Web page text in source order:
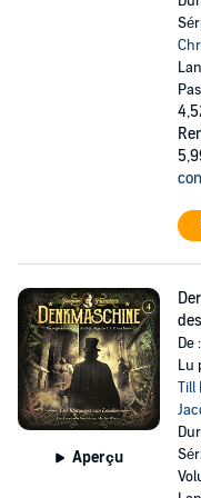
Aperçu
De :
Lu
Till